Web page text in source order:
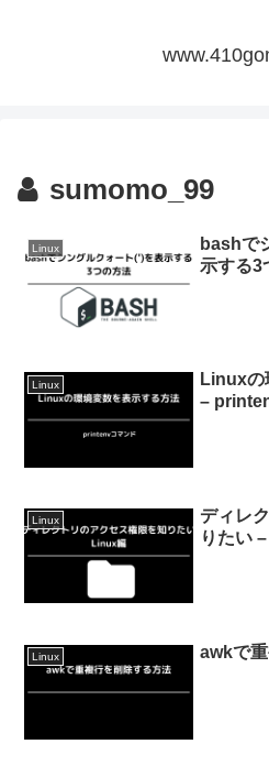
sumomo_99
Linux
bashで
示する3
Linux
Linuxの
–
Linux
ディレ
りたい
Linux awkで